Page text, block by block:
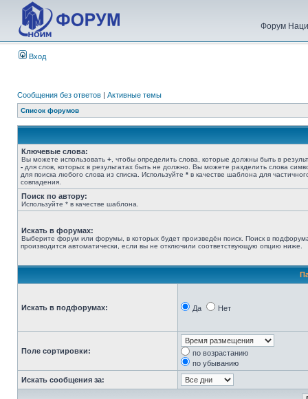
Форум
Вход
Сообщения без ответов | Активные темы
Список форумов
Ключевые слова:
Вы можете использовать + , чтобы определить слова, которые должны быть в
- для слов, которых в результатах быть не должно. Вы можете разделить слова
для поиска любого слова из списка. Используйте * в качестве шаблона для
совпадения.
Поиск по автору:
Используйте * в качестве шаблона.
Искать в форумах:
Выберите форум или форумы, в которых будет произведён поиск. Поиск в
производится автоматически, если вы не отключили соответствующую опцию ниже.
Искать в подфорумах: Да Нет
Поле сортировки:
по возрастанию
по убыванию
Искать сообщения за: